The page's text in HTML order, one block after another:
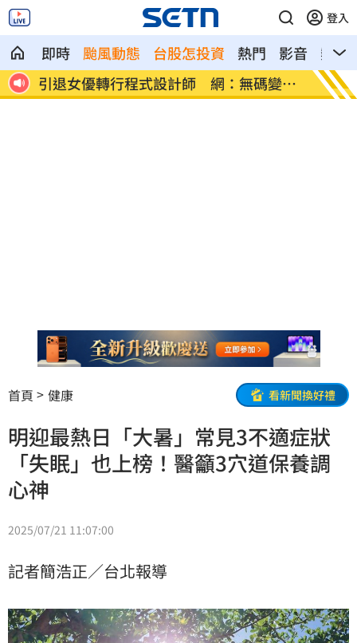
登入
即時 颱風動態 台股怎投資 熱門 影音
熱搜
交
引退女優轉行程式設計師 網：無碼變寫
碼
新制
合
首頁 健康 看新聞換好禮
明迎最熱日「大暑」常見3不適症狀
「失眠」也上榜！醫籲3穴道保養調
心神
2025/07/21 11:07:00
記者簡浩正／台北報導